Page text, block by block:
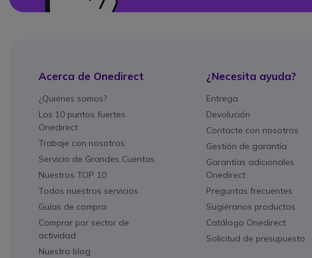
Acerca de Onedirect
¿Quiénes somos?
Los 10 puntos fuertes
Onedirect
Trabaje con nosotros
Servicio de Grandes Cuentas
Nuestros TOP 10
Todos nuestros servicios
Guías de compra
Comprar por sector de
actividad
Nuestro blog
¿Necesita ayuda?
Entrega
Devolución
Contacte con nosotros
Gestión de garantía
Garantías adicionales
Onedirect
Preguntas frecuentes
Sugiéranos productos
Catálogo Onedirect
Solicitud de presupuesto